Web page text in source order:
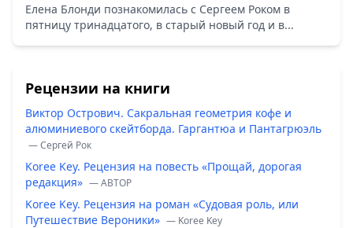
Елена Блонди познакомилась с Сергеем Роком в
пятницу тринадцатого, в старый новый год и в...
Рецензии на книги
Виктор Острович. Сакральная геометрия кофе и
алюминиевого скейтборда. Гаргантюа и Пантагрюэль
— Сергей Рок
Koree Key. Рецензия на повесть «Прощай, дорогая
редакция» — ABTOP
Koree Key. Рецензия на роман «Судовая роль, или
Путешествие Вероники» — Koree Key